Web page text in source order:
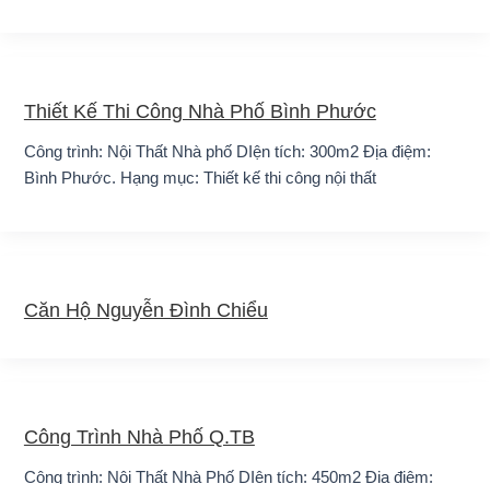
Thiết Kế Thi Công Nhà Phố Bình Phước
Công trình: Nội Thất Nhà phố DIện tích: 300m2 Địa điệm:
Bình Phước. Hạng mục: Thiết kế thi công nội thất
Căn Hộ Nguyễn Đình Chiểu
Công Trình Nhà Phố Q.TB
Công trình: Nội Thất Nhà Phố DIện tích: 450m2 Địa điệm: